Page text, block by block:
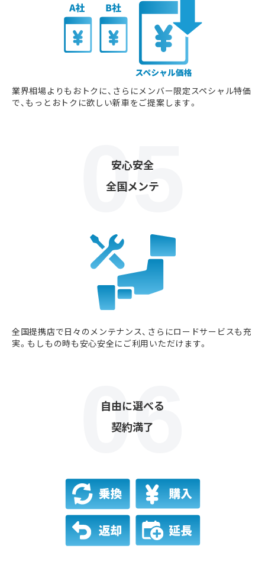
業界相場よりもおトクに、さらにメンバー限定スペシャル特価
で、もっとおトクに欲しい新車をご提案します。
安心安全
全国メンテ
全国提携店で日々のメンテナンス、さらにロードサービスも充
実。もしもの時も安心安全にご利用いただけます。
自由に選べる
契約満了